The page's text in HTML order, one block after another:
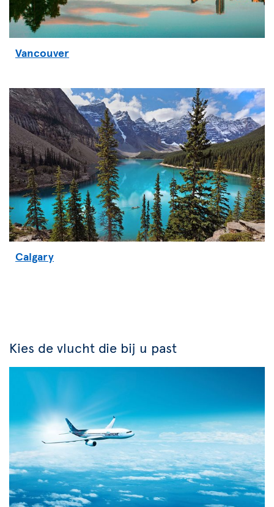
Vancouver
Calgary
Kies de vlucht die bij u past